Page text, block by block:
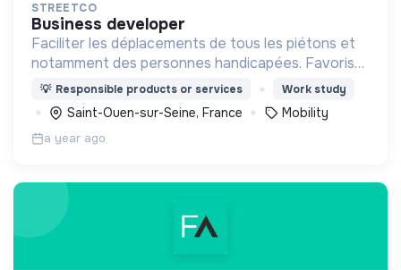
STREETCO
business developer
Faciliter les déplacements de tous les piétons et
notamment des personnes handicapées. Favoriser
et simplifier l'engagement citoyen en France.
💡 Responsible products or services Work study
Saint-Ouen-sur-Seine, France Mobility
a year ago